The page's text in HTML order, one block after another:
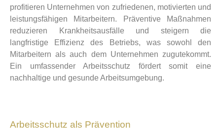
profitieren Unternehmen von zufriedenen, motivierten und
leistungsfähigen Mitarbeitern. Präventive Maßnahmen
reduzieren Krankheitsausfälle und steigern die
langfristige Effizienz des Betriebs, was sowohl den
Mitarbeitern als auch dem Unternehmen zugutekommt.
Ein umfassender Arbeitsschutz fördert somit eine
nachhaltige und gesunde Arbeitsumgebung.
Arbeitsschutz als Prävention